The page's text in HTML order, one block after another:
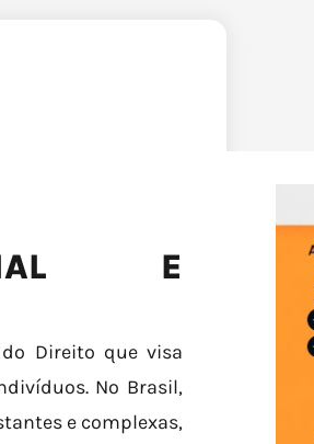
E
Direito que visa
No Brasil,
e complexas,